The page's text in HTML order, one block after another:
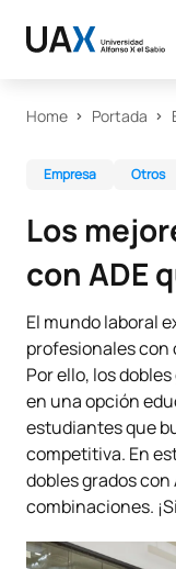
Home Portada
Empresa Otros
Los
con ADE
El mundo laboral
profesionales
Por ello, los
en una opción
estudiantes que
competitiva. En
dobles grados con
combinaciones.